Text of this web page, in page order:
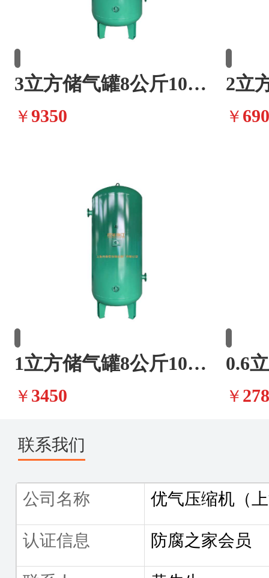
3立方储气罐8公斤10公斤13公斤
￥9350 ￥
1立方储气罐8公斤10公斤
￥ 3450 ￥
联系我们
公司名称 优气压缩机（
认证信息 防腐之家会员